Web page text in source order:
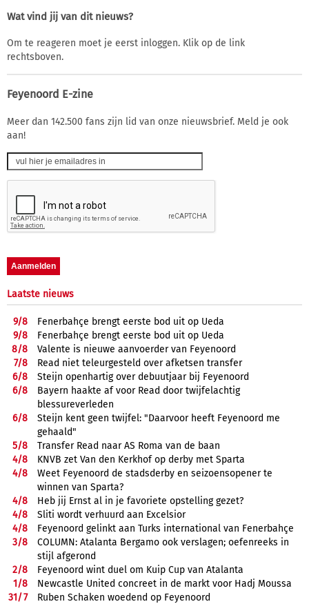
Wat vind jij van dit nieuws?
Om te reageren moet je eerst inloggen. Klik op de link
rechtsboven.
Feyenoord E-zine
Meer dan 142.500 fans zijn lid van onze nieuwsbrief. Meld je ook
aan!
Laatste nieuws
9/8
Fenerbahçe brengt eerste bod uit op Ueda
9/8
Fenerbahçe brengt eerste bod uit op Ueda
8/8
Valente is nieuwe aanvoerder van Feyenoord
7/8
Read niet teleurgesteld over afketsen transfer
6/8
Steijn openhartig over debuutjaar bij Feyenoord
6/8
Bayern haakte af voor Read door twijfelachtig
blessureverleden
6/8
Steijn kent geen twijfel: "Daarvoor heeft Feyenoord me
gehaald"
5/8
Transfer Read naar AS Roma van de baan
4/8
KNVB zet Van den Kerkhof op derby met Sparta
4/8
Weet Feyenoord de stadsderby en seizoensopener te
winnen van Sparta?
4/8
Heb jij Ernst al in je favoriete opstelling gezet?
4/8
Sliti wordt verhuurd aan Excelsior
4/8
Feyenoord gelinkt aan Turks international van Fenerbahçe
3/8
COLUMN: Atalanta Bergamo ook verslagen; oefenreeks in
stijl afgerond
2/8
Feyenoord wint duel om Kuip Cup van Atalanta
1/8
Newcastle United concreet in de markt voor Hadj Moussa
31/7
Ruben Schaken woedend op Feyenoord